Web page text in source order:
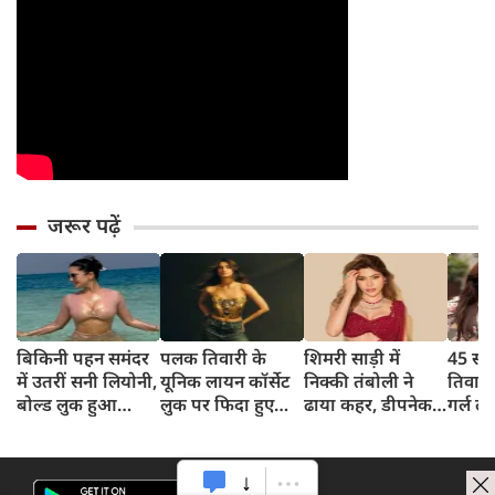
जरूर पढ़ें
बिकिनी पहन समंदर
में उतरीं सनी लियोनी,
बोल्ड लुक हुआ
पलक तिवारी के
यूनिक लायन कॉर्सेट
लुक पर फिदा हुए
शिमरी साड़ी में
निक्की तंबोली ने
ढाया कहर, डीपनेक
45
गर्ल